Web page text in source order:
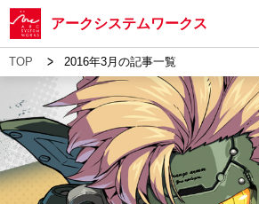
アークシステムワークス
TOP > 2016年3月の記事一覧